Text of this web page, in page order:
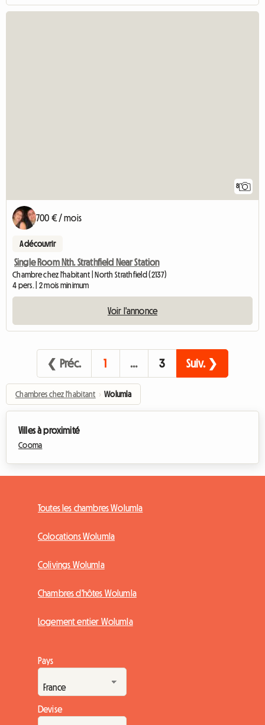
8
700 € / mois
A découvrir
Single Room Nth. Strathfield Near Station
Chambre chez l'habitant | North Strathfield (2137)
4 pers. | 2 mois minimum
Voir l'annonce
❮ Préc. 1 … 3 Suiv. ❯
Chambres chez l'habitant › Wolumla
Villes à proximité
Cooma
Toutes les chambres Wolumla
Colocations Wolumla
Colivings Wolumla
Chambres d'hôtes Wolumla
Logement entier Wolumla
Pays
Devise